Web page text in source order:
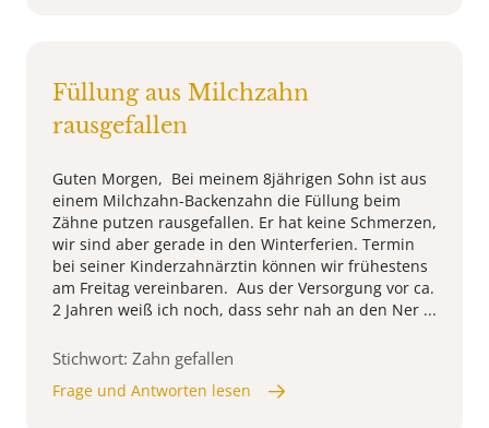
Füllung aus Milchzahn
rausgefallen
Guten Morgen, Bei meinem 8jährigen Sohn ist aus
einem Milchzahn-Backenzahn die Füllung beim
Zähne putzen rausgefallen. Er hat keine Schmerzen,
wir sind aber gerade in den Winterferien. Termin
bei seiner Kinderzahnärztin können wir frühestens
am Freitag vereinbaren. Aus der Versorgung vor ca.
2 Jahren weiß ich noch, dass sehr nah an den Ner ...
Stichwort: Zahn gefallen
Frage und Antworten lesen